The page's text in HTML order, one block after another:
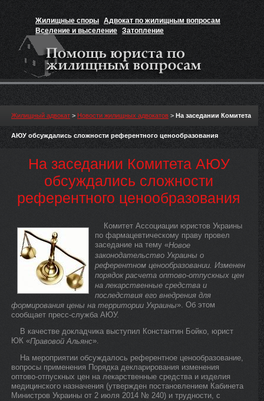
Жилищные споры Адвокат по жилищным вопросам
Вселение и выселение Затопление
Признание прав на жильё
Жилищный адвокат > Новости жилищных адвокатов > На заседании Комитета
АЮУ обсуждались сложности референтного ценообразования
На заседании Комитета АЮУ
обсуждались сложности
референтного ценообразования
Комитет Ассоциации юристов Украины
по фармацевтическому праву провел
заседание на тему «Новое
законодательство Украины о
референтном ценообразовании. Изменен
порядок расчета оптово-отпускных цен
на лекарственные средства и
последствия его внедрения для
формирования цены на территории Украины». Об этом
сообщает пресс-служба АЮУ.
В качестве докладчика выступил Константин Бойко, юрист
ЮК «Правовой Альянс».
На мероприятии обсуждалось референтное ценообразование,
вопросы применения Порядка декларирования изменения
оптово-отпускных цен на лекарственные средства и изделия
медицинского назначения (утвержден постановлением Кабинета
Министров Украины от 2 июля 2014 № 240) и трудности, с